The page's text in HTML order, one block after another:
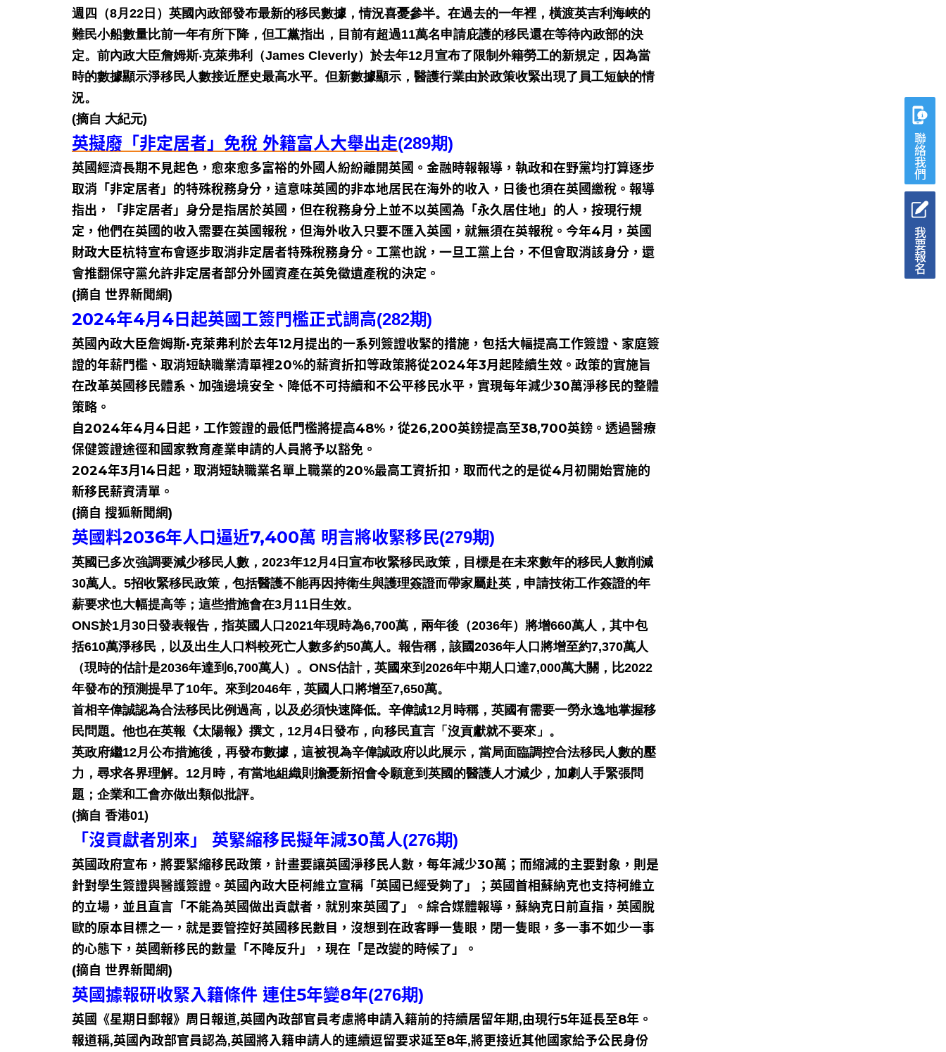
週四（8月22日）英國內政部發布最新的移民數據，情況喜憂參半。在過去的一年裡，橫渡英吉利海峽的
難民小船數量比前一年有所下降，但工黨指出，目前有超過11萬名申請庇護的移民還在等待內政部的決
定。前內政大臣詹姆斯‧克萊弗利（James Cleverly）於去年12月宣布了限制外籍勞工的新規定，因為當
時的數據顯示淨移民人數接近歷史最高水平。但新數據顯示，醫護行業由於政策收緊出現了員工短缺的情
況。
(摘自 大紀元)
英擬廢「非定居者」免稅 外籍富人大舉出走(289期)
英國經濟長期不見起色，愈來愈多富裕的外國人紛紛離開英國。金融時報報導，執政和在野黨均打算逐步
取消「非定居者」的特殊稅務身分，這意味英國的非本地居民在海外的收入，日後也須在英國繳稅。報導
指出，「非定居者」身分是指居於英國，但在稅務身分上並不以英國為「永久居住地」的人，按現行規
定，他們在英國的收入需要在英國報稅，但海外收入只要不匯入英國，就無須在英報稅。今年4月，英國
財政大臣杭特宣布會逐步取消非定居者特殊稅務身分。工黨也說，一旦工黨上台，不但會取消該身分，還
會推翻保守黨允許非定居者部分外國資產在英免徵遺產稅的決定。
(摘自 世界新聞網)
2024年4月4日起英國工簽門檻正式調高(282期)
英國內政大臣詹姆斯·克萊弗利於去年12月提出的一系列簽證收緊的措施，包括大幅提高工作簽證、家庭簽
證的年薪門檻、取消短缺職業清單裡20%的薪資折扣等政策將從2024年3月起陸續生效。政策的實施旨
在改革英國移民體系、加強邊境安全、降低不可持續和不公平移民水平，實現每年減少30萬淨移民的整體
策略。
自2024年4月4日起，工作簽證的最低門檻將提高48%，從26,200英鎊提高至38,700英鎊。透過醫療
保健簽證途徑和國家教育產業申請的人員將予以豁免。
2024年3月14日起，取消短缺職業名單上職業的20%最高工資折扣，取而代之的是從4月初開始實施的
新移民薪資清單。
(摘自 搜狐新聞網)
英國料2036年人口逼近7,400萬 明言將收緊移民(279期)
英國已多次強調要減少移民人數，2023年12月4日宣布收緊移民政策，目標是在未來數年的移民人數削減
30萬人。5招收緊移民政策，包括醫護不能再因持衛生與護理簽證而帶家屬赴英，申請技術工作簽證的年
薪要求也大幅提高等；這些措施會在3月11日生效。
ONS於1月30日發表報告，指英國人口2021年現時為6,700萬，兩年後（2036年）將增660萬人，其中包
括610萬淨移民，以及出生人口料較死亡人數多約50萬人。報告稱，該國2036年人口將增至約7,370萬人
（現時的估計是2036年達到6,700萬人）。ONS估計，英國來到2026年中期人口達7,000萬大關，比2022
年發布的預測提早了10年。來到2046年，英國人口將增至7,650萬。
首相辛偉誠認為合法移民比例過高，以及必須快速降低。辛偉誠12月時稱，英國有需要一勞永逸地掌握移
民問題。他也在英報《太陽報》撰文，12月4日發布，向移民直言「沒貢獻就不要來」。
英政府繼12月公布措施後，再發布數據，這被視為辛偉誠政府以此展示，當局面臨調控合法移民人數的壓
力，尋求各界理解。12月時，有當地組織則擔憂新招會令願意到英國的醫護人才減少，加劇人手緊張問
題；企業和工會亦做出類似批評。
(摘自 香港01)
「沒貢獻者別來」 英緊縮移民擬年減30萬人(276期)
英國政府宣布，將要緊縮移民政策，計畫要讓英國淨移民人數，每年減少30萬；而縮減的主要對象，則是
針對學生簽證與醫護簽證。英國內政大臣柯維立宣稱「英國已經受夠了」；英國首相蘇納克也支持柯維立
的立場，並且直言「不能為英國做出貢獻者，就別來英國了」。綜合媒體報導，蘇納克日前直指，英國脫
歐的原本目標之一，就是要管控好英國移民數目，沒想到在政客睜一隻眼，閉一隻眼，多一事不如少一事
的心態下，英國新移民的數量「不降反升」，現在「是改變的時候了」。
(摘自 世界新聞網)
英國據報研收緊入籍條件 連住5年變8年(276期)
英國《星期日郵報》周日報道,英國內政部官員考慮將申請入籍前的持續居留年期,由現行5年延長至8年。
報道稱,英國內政部官員認為,英國將入籍申請人的連續逗留要求延至8年,將更接近其他國家給予公民身份
聯絡我們
我要報名